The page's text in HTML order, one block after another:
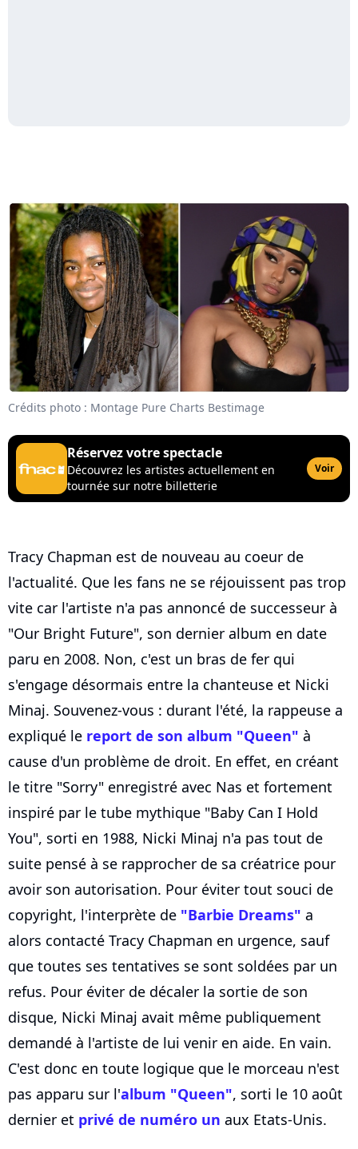
Crédits photo : Montage Pure Charts Bestimage
Réservez votre spectacle
Découvrez les artistes actuellement en
tournée sur notre billetterie
Voir
Tracy Chapman est de nouveau au coeur de
l'actualité. Que les fans ne se réjouissent pas trop
vite car l'artiste n'a pas annoncé de successeur à
"Our Bright Future", son dernier album en date
paru en 2008. Non, c'est un bras de fer qui
s'engage désormais entre la chanteuse et Nicki
Minaj. Souvenez-vous : durant l'été, la rappeuse a
expliqué le report de son album "Queen" à
cause d'un problème de droit. En effet, en créant
le titre "Sorry" enregistré avec Nas et fortement
inspiré par le tube mythique "Baby Can I Hold
You", sorti en 1988, Nicki Minaj n'a pas tout de
suite pensé à se rapprocher de sa créatrice pour
avoir son autorisation. Pour éviter tout souci de
copyright, l'interprète de "Barbie Dreams" a
alors contacté Tracy Chapman en urgence, sauf
que toutes ses tentatives se sont soldées par un
refus. Pour éviter de décaler la sortie de son
disque, Nicki Minaj avait même publiquement
demandé à l'artiste de lui venir en aide. En vain.
C'est donc en toute logique que le morceau n'est
pas apparu sur l'album "Queen", sorti le 10 août
dernier et privé de numéro un aux Etats-Unis.